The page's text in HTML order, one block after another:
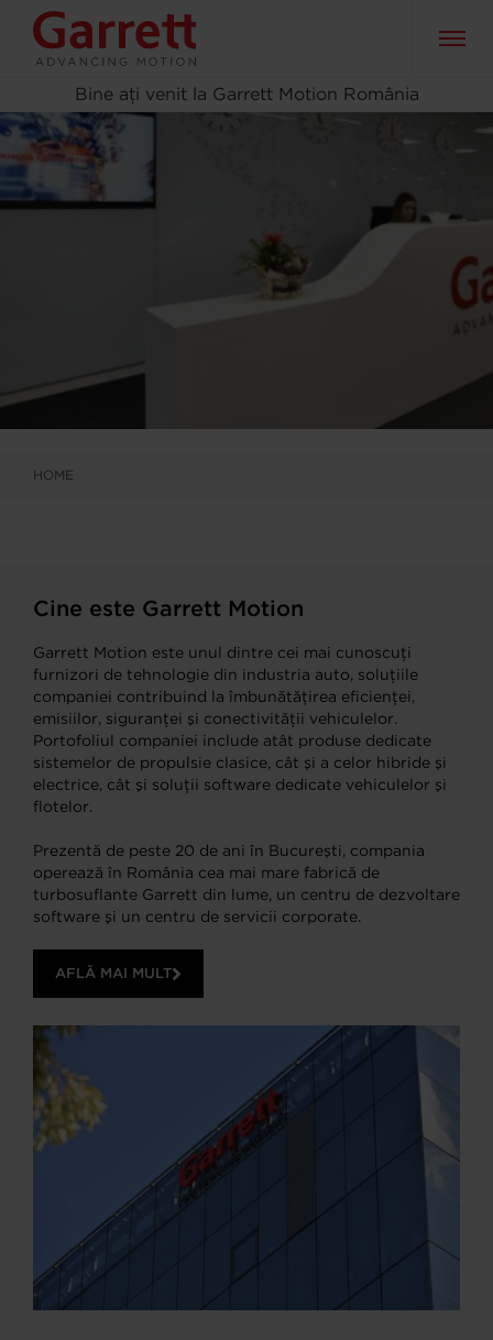
Bine ați venit la Garrett Motion România
HOME
Cine este Garrett Motion
Garrett Motion este unul dintre cei mai cunoscuţi
furnizori de tehnologie din industria auto, soluţiile
companiei contribuind la îmbunătăţirea eficienţei,
emisiilor, siguranţei şi conectivităţii vehiculelor.
Portofoliul companiei include atât produse dedicate
sistemelor de propulsie clasice, cât şi a celor hibride şi
electrice, cât şi soluţii software dedicate vehiculelor şi
flotelor.
Prezentă de peste 20 de ani în Bucureşti, compania
operează în România cea mai mare fabrică de
turbosuflante Garrett din lume, un centru de dezvoltare
software şi un centru de servicii corporate.
AFLĂ MAI MULT